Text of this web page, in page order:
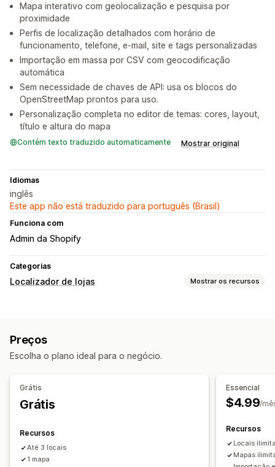
Mapa interativo com geolocalização e pesquisa por
proximidade
Perfis de localização detalhados com horário de
funcionamento, telefone, e-mail, site e tags personalizadas
Importação em massa por CSV com geocodificação
automática
Sem necessidade de chaves de API: usa os blocos do
OpenStreetMap prontos para uso.
Personalização completa no editor de temas: cores, layout,
título e altura do mapa
Contém texto traduzido automaticamente Mostrar original
Idiomas
inglês
Este app não está traduzido para português (Brasil)
Funciona com
Admin da Shopify
Categorias
Localizador de lojas Mostrar os recursos
Direções
Marcação com tag
Preços
Escolha o plano ideal para o negócio.
Grátis
Grátis
Recursos
Até 3 locais
1 mapa
Essencial
$4.99/
Recursos
Locais
Mapas